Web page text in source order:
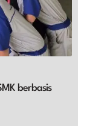
berbasis